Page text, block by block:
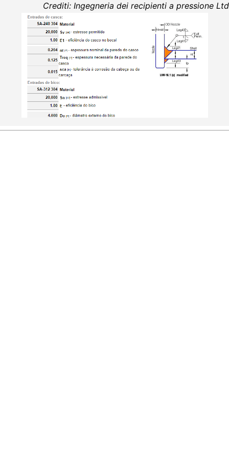
Crediti: Ingegneria dei recipienti a pressione Ltd